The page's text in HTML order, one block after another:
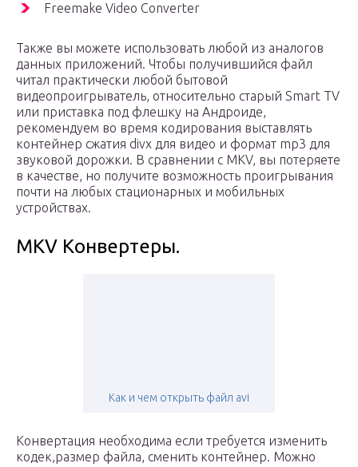
Freemake Video Converter
Также вы можете использовать любой из аналогов
данных приложений. Чтобы получившийся файл
читал практически любой бытовой
видеопроигрыватель, относительно старый Smart TV
или приставка под флешку на Андроиде,
рекомендуем во время кодирования выставлять
контейнер сжатия divx для видео и формат mp3 для
звуковой дорожки. В сравнении с MKV, вы потеряете
в качестве, но получите возможность проигрывания
почти на любых стационарных и мобильных
устройствах.
MKV Конвертеры.
Как и чем открыть файл avi
Конвертация необходима если требуется изменить
кодек,размер файла, сменить контейнер. Можно